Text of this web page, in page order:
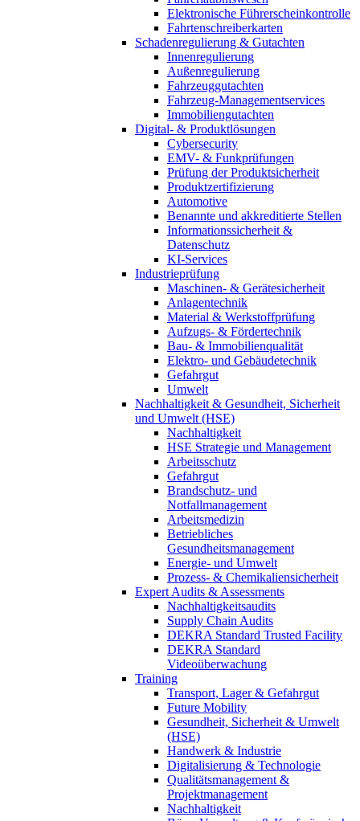
Elektronische Führerscheinkontrolle
Fahrtenschreiberkarten
Schadenregulierung & Gutachten
Innenregulierung
Außenregulierung
Fahrzeuggutachten
Fahrzeug-Managementservices
Immobiliengutachten
Digital- & Produktlösungen
Cybersecurity
EMV- & Funkprüfungen
Prüfung der Produktsicherheit
Produktzertifizierung
Automotive
Benannte und akkreditierte Stellen
Informationssicherheit &
Datenschutz
KI-Services
Industrieprüfung
Maschinen- & Gerätesicherheit
Anlagentechnik
Material & Werkstoffprüfung
Aufzugs- & Fördertechnik
Bau- & Immobilienqualität
Elektro- und Gebäudetechnik
Gefahrgut
Umwelt
Nachhaltigkeit & Gesundheit, Sicherheit
und Umwelt (HSE)
Nachhaltigkeit
HSE Strategie und Management
Arbeitsschutz
Gefahrgut
Brandschutz- und
Notfallmanagement
Arbeitsmedizin
Betriebliches
Gesundheitsmanagement
Energie- und Umwelt
Prozess- & Chemikaliensicherheit
Expert Audits & Assessments
Nachhaltigkeitsaudits
Supply Chain Audits
DEKRA Standard Trusted Facility
DEKRA Standard
Videoüberwachung
Training
Transport, Lager & Gefahrgut
Future Mobility
Gesundheit, Sicherheit & Umwelt
(HSE)
Handwerk & Industrie
Digitalisierung & Technologie
Qualitätsmanagement &
Projektmanagement
Nachhaltigkeit